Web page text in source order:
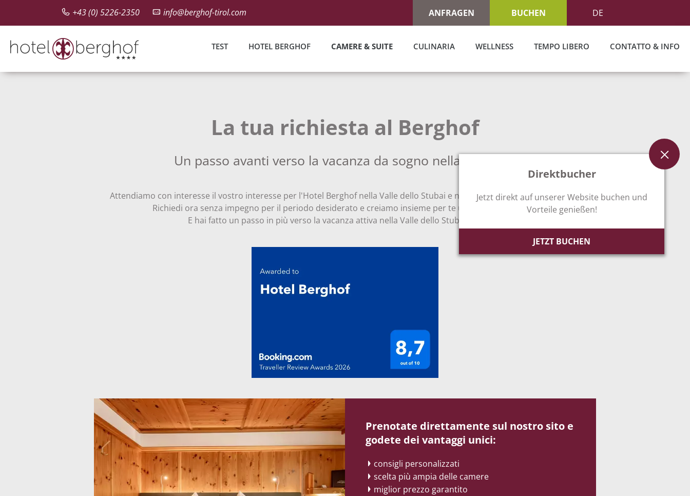
+43 (0) 5226-2350 info@berghof-tirol.com ANFRAGEN BUCHEN DE
TEST HOTEL BERGHOF CAMERE & SUITE CULINARIA WELLNESS TEMPO LIBERO CONTATTO & INFO
La tua richiesta al Berghof
Un passo avanti verso la vacanza da sogno nella Stubaital
Attendiamo con interesse il vostro interesse per l'Hotel Berghof nella Valle dello Stubai e naturalmente la vostra richiesta.
Richiedi ora senza impegno per il periodo desiderato e creiamo insieme per te un'offerta adeguata.
E hai fatto un passo in più verso la vacanza attiva nella Valle dello Stubai in Tirolo!
Prenotate direttamente sul nostro sito e
godete dei vantaggi unici:
consigli personalizzati
scelta più ampia delle camere
miglior prezzo garantito
Direktbucher
Jetzt direkt auf unserer Website buchen und
Vorteile genießen!
JETZT BUCHEN